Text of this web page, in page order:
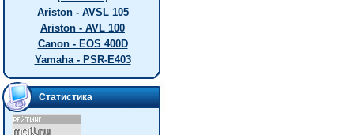
Ariston - AVSL 105
Ariston - AVL 100
Canon - EOS 400D
Yamaha - PSR-E403
Статистика